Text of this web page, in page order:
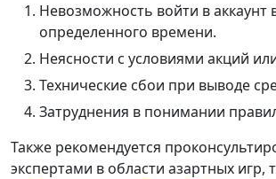
Невозможность войти в аккаунт
определенного времени.
Неясности с условиями акций
Технические сбои при выводе
Затруднения в понимании
Также рекомендуется
экспертами в области азартных игр,